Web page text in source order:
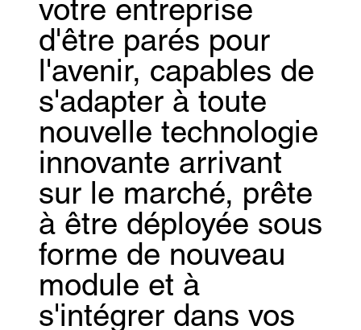
votre entreprise
d'être parés pour
l'avenir, capables de
s'adapter à toute
nouvelle technologie
innovante arrivant
sur le marché, prête
à être déployée sous
forme de nouveau
module et à
s'intégrer dans vos